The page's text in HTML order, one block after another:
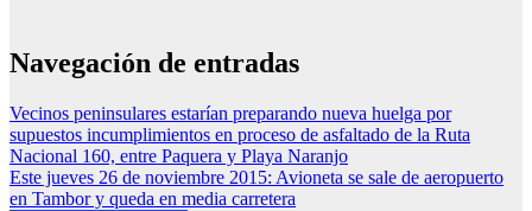
Navegación de entradas
Vecinos peninsulares estarían preparando nueva huelga por
supuestos incumplimientos en proceso de asfaltado de la Ruta
Nacional 160, entre Paquera y Playa Naranjo
Este jueves 26 de noviembre 2015: Avioneta se sale de aeropuerto
en Tambor y queda en media carretera